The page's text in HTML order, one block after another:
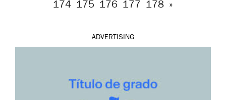
174 175 176 177 178 »
ADVERTISING